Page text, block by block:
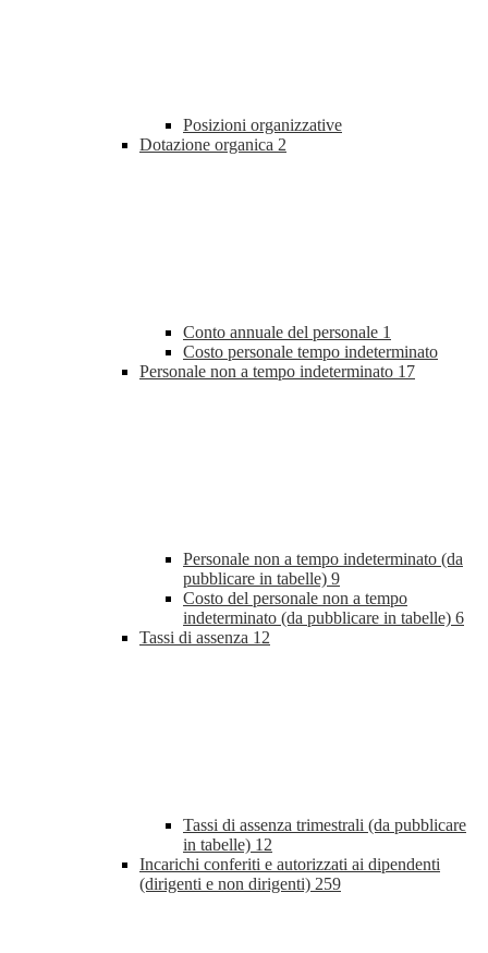
Posizioni organizzative
Dotazione organica 2
Conto annuale del personale 1
Costo personale tempo indeterminato
Personale non a tempo indeterminato 17
Personale non a tempo indeterminato (da
pubblicare in tabelle) 9
Costo del personale non a tempo
indeterminato (da pubblicare in tabelle) 6
Tassi di assenza 12
Tassi di assenza trimestrali (da pubblicare
in tabelle) 12
Incarichi conferiti e autorizzati ai dipendenti
(dirigenti e non dirigenti) 259